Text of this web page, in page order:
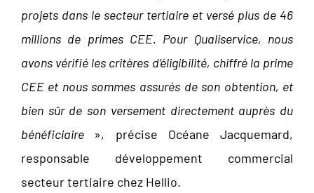
projets dans le secteur tertiaire et versé plus de 46
millions de primes CEE. Pour Qualiservice, nous
avons vérifié les critères d’éligibilité, chiffré la prime
CEE et nous sommes assurés de son obtention, et
bien sûr de son versement directement auprès du
bénéficiaire », précise Océane Jacquemard,
responsable développement commercial
secteur tertiaire chez Hellio.